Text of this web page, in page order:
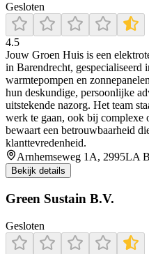
Gesloten
4.5
Jouw Groen Huis is een
in Barendrecht, gespecialiseerd
warmtepompen en
hun deskundige, persoonlijke
uitstekende nazorg. Het team
werk te gaan, ook bij complexe
bewaart een betrouwbaarheid
klanttevredenheid.
Arnhemseweg 1A, 2995LA
Bekijk details
Green Sustain B.V.
Gesloten